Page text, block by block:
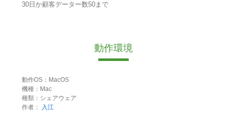
30日か顧客データー数50まで
動作環境
動作OS：MacOS
機種：Mac
種類：シェアウェア
作者：
入江